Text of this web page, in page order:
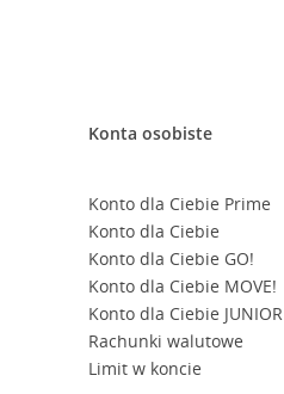
Konta osobiste
Konto dla Ciebie Prime
Konto dla Ciebie
Konto dla Ciebie GO!
Konto dla Ciebie MOVE!
Konto dla Ciebie JUNIOR
Rachunki walutowe
Limit w koncie